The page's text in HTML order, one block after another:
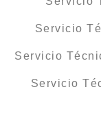
Servicio
Servicio
Servicio